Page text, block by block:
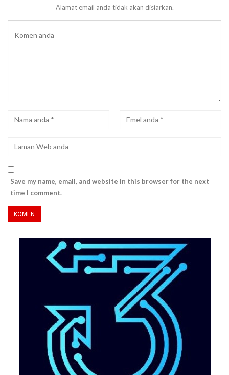
Alamat email anda tidak akan disiarkan.
Save my name, email, and website in this browser for the next
time I comment.